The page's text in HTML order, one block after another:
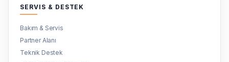
SERVIS & DESTEK
Bakım & Servis
Partner Alanı
Teknik Destek